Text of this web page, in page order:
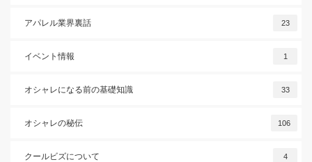
アパレル業界裏話 23
イベント情報 1
オシャレになる前の基礎知識 33
オシャレの秘伝 106
クールビズについて 4